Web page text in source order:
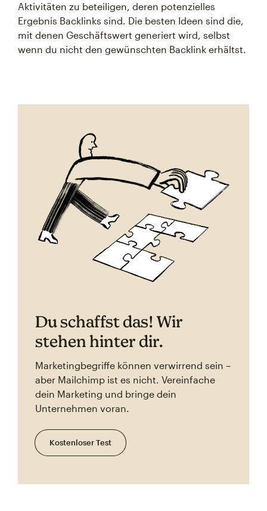
Aktivitäten zu beteiligen, deren potenzielles
Ergebnis Backlinks sind. Die besten Ideen sind die,
mit denen Geschäftswert generiert wird, selbst
wenn du nicht den gewünschten Backlink erhältst.
Du schaffst das! Wir
stehen hinter dir.
Marketingbegriffe können verwirrend sein –
aber Mailchimp ist es nicht. Vereinfache
dein Marketing und bringe dein
Unternehmen voran.
Kostenloser Test